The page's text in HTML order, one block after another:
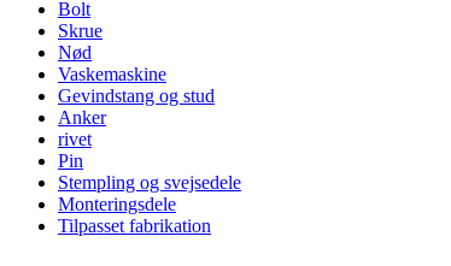
Bolt
Skrue
Nød
Vaskemaskine
Gevindstang og stud
Anker
rivet
Pin
Stempling og svejsedele
Monteringsdele
Tilpasset fabrikation